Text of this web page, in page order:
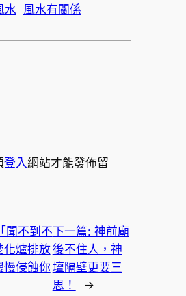
水 風水有關係
登入網站才能發佈留
「聞不到不
化爐排放
慢侵蝕你
下一篇: 神前廟
後不住人，神
壇隔壁更要三
思！
→